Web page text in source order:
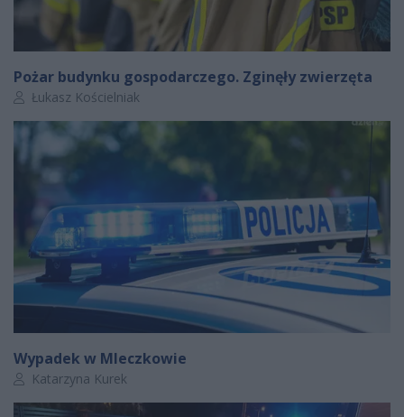
Pożar budynku gospodarczego. Zginęły zwierzęta
Autor artykułu:
Łukasz Kościelniak
Wypadek w Mleczkowie
Autor artykułu:
Katarzyna Kurek